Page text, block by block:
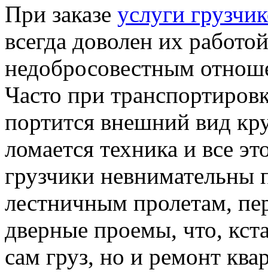
При заказе услуги
всегда доволен их
недобросовестным
Часто при
портится внешний вид
ломается техника и все
грузчики невнимательны
лестничным пролетам,
дверные проемы, что,
сам груз, но и ремонт